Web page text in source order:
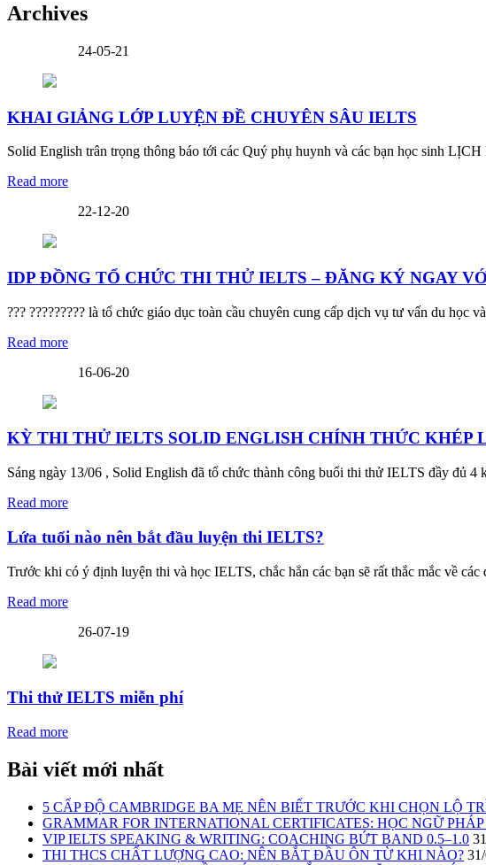
Archives
24-05-21
KHAI GIẢNG LỚP LUYỆN ĐỀ CHUYÊN SÂU IELTS
Solid English trân trọng thông báo tới các Quý phụ huynh và các bạn học sinh
Read more
22-12-20
IDP ĐỒNG TỔ CHỨC THI THỬ IELTS – ĐĂNG KÝ NGAY
??? ????????? là tổ chức giáo dục toàn cầu chuyên cung cấp dịch vụ tư vấn du học
Read more
16-06-20
KỲ THI THỬ IELTS SOLID ENGLISH CHÍNH THỨC KHÉP
Sáng ngày 13/06 , Solid English đã tổ chức thành công buổi thi thử IELTS đầy đủ 4
Read more
Lứa tuổi nào nên bắt đầu luyện thi IELTS?
Trước khi có ý định luyện thi và học IELTS, chắc hẳn các bạn sẽ rất thắc mắc về
Read more
26-07-19
Thi thử IELTS miễn phí
Read more
Bài viết mới nhất
5 CẤP ĐỘ CAMBRIDGE BA MẸ NÊN BIẾT TRƯỚC KHI CHỌN LỘ
GRAMMAR FOR INTERNATIONAL CERTIFICATES: HỌC NGỮ
VIP IELTS SPEAKING & WRITING: COACHING BỨT BAND 0.5–1.0
THI THCS CHẤT LƯỢNG CAO: NÊN BẮT ĐẦU ÔN TỪ KHI NÀO?